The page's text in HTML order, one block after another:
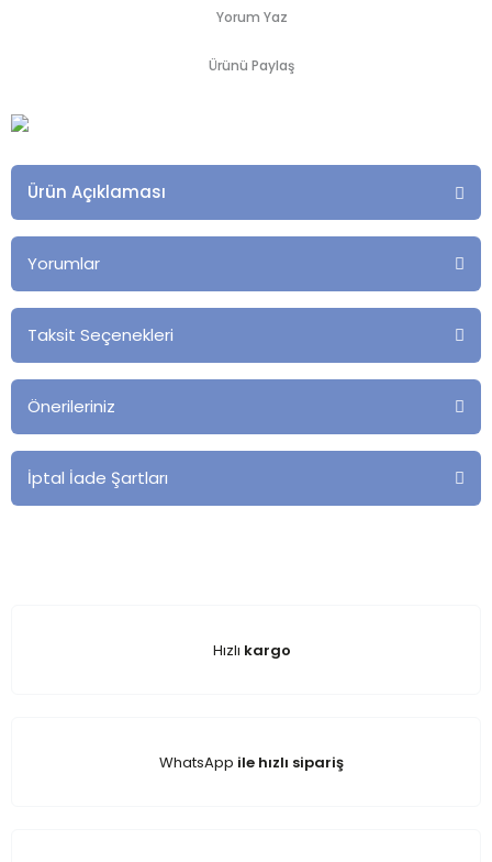
Yorum Yaz
Ürünü Paylaş
Ürün Açıklaması
Yorumlar
Taksit Seçenekleri
Önerileriniz
İptal İade Şartları
Hızlı kargo
WhatsApp ile hızlı sipariş